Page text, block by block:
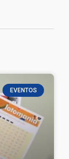
EVENTOS